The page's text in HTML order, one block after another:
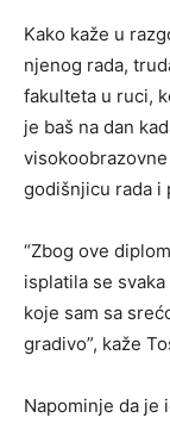
Kako kaže u
njenog rada,
fakulteta u ruci,
je baš na dan
godišnjicu rada i
“Zbog ove
isplatila se
koje sam sa
gradivo”, kaže
Napominje da je